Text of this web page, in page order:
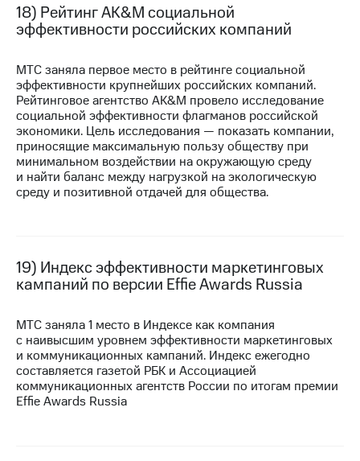
18) Рейтинг AK&M социальной
эффективности российских компаний
МТС заняла первое место в рейтинге социальной
эффективности крупнейших российских компаний.
Рейтинговое агентство AK&M провело исследование
социальной эффективности флагманов российской
экономики. Цель исследования — показать компании,
приносящие максимальную пользу обществу при
минимальном воздействии на окружающую среду
и найти баланс между нагрузкой на экологическую
среду и позитивной отдачей для общества.
19) Индекс эффективности маркетинговых
кампаний по версии Effie Awards Russia
МТС заняла 1 место в Индексе как компания
с наивысшим уровнем эффективности маркетинговых
и коммуникационных кампаний. Индекс ежегодно
составляется газетой РБК и Ассоциацией
коммуникационных агентств России по итогам премии
Effie Awards Russia